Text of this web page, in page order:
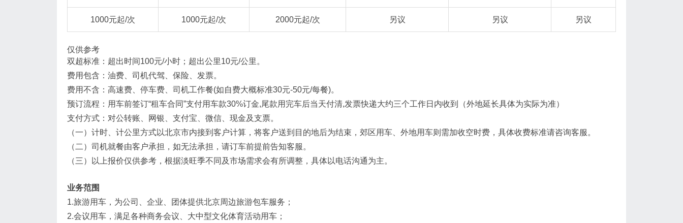
1000元起/次 1000元起/次 2000元起/次 另议 另议 另议
仅供参考
双超标准：超出时间100元/小时；超出公里10元/公里。
费用包含：油费、司机代驾、保险、发票。
费用不含：高速费、停车费、司机工作餐(如自费大概标准30元-50元/每餐)。
预订流程：用车前签订“租车合同”支付用车款30%订金,尾款用完车后当天付清,发票快递大约三个工作日内收到（外地延长具体为实际为准）
支付方式：对公转账、网银、支付宝、微信、现金及支票。
（一）计时、计公里方式以北京市内接到客户计算，将客户送到目的地后为结束，郊区用车、外地用车则需加收空时费，具体收费标准请咨询客服。
（二）司机就餐由客户承担，如无法承担，请订车前提前告知客服。
（三）以上报价仅供参考，根据淡旺季不同及市场需求会有所调整，具体以电话沟通为主。
业务范围
1.旅游用车，为公司、企业、团体提供北京周边旅游包车服务；
2.会议用车，满足各种商务会议、大中型文化体育活动用车；